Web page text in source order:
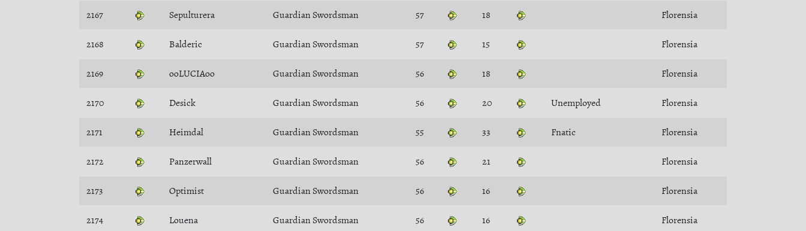
2167 Sepulturera Guardian Swordsman 57 18 Florensia
2168 Balderic Guardian Swordsman 57 15 Florensia
2169 ooLUCIAoo Guardian Swordsman 56 18 Florensia
2170 Desick Guardian Swordsman 56 20 Unemployed Florensia
2171 Heimdal Guardian Swordsman 55 33 Fnatic Florensia
2172 Panzerwall Guardian Swordsman 56 21 Florensia
2173 Optimist Guardian Swordsman 56 16 Florensia
2174 Louena Guardian Swordsman 56 16 Florensia